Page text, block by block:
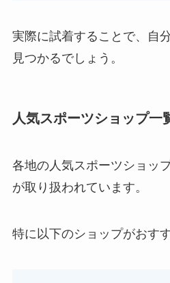
実際に試着することで、自
見つかるでしょう。
人気スポーツショップ一
各地の人気スポーツショッ
が取り扱われています。
特に以下のショップがおす